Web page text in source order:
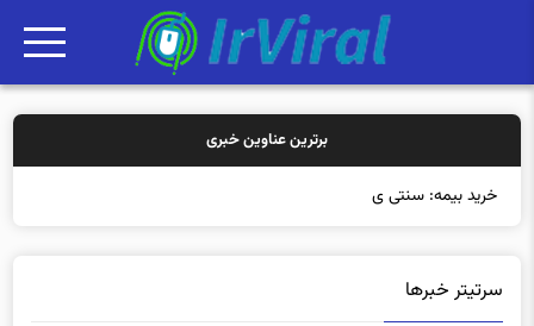
برترین عناوین خبری
خرید بیمه: سنتی یا آنلاین؟ کدامیک تجربه
سرتیتر خبرها